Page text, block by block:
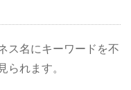
ス名にキーワードを不
れます。